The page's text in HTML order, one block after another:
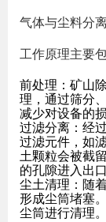
气体与尘料分
工作原理主要
前处理：矿山
理，通过筛分
减少对设备的损
过滤分离：经
过滤元件，如
土颗粒会被截
的孔隙进入出口
尘土清理：随
形成尘筒堵塞
尘筒进行清理